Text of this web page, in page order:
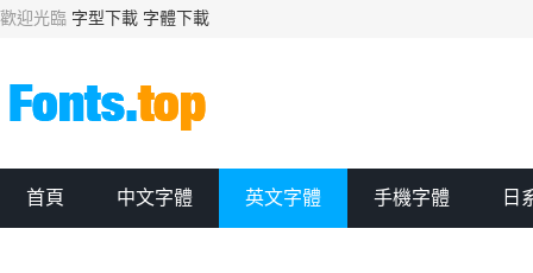
歡迎光臨 字型下載 字體下載
首頁 中文字體 英文字體 手機字體 日